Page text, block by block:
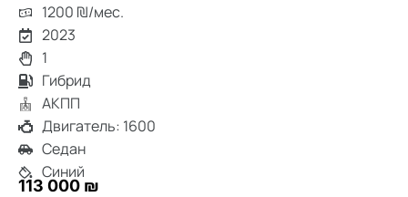
1200 ₪/мес.
2023
1
Гибрид
АКПП
Двигатель: 1600
Седан
Синий
113 000 ₪